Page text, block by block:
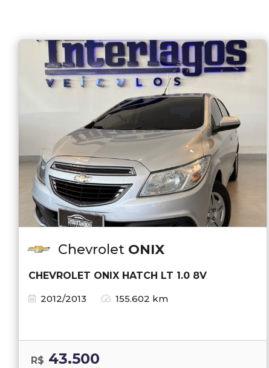
Chevrolet ONIX
CHEVROLET ONIX HATCH LT 1.0 8V
2012/2013
155.602 km
R$ 43.500